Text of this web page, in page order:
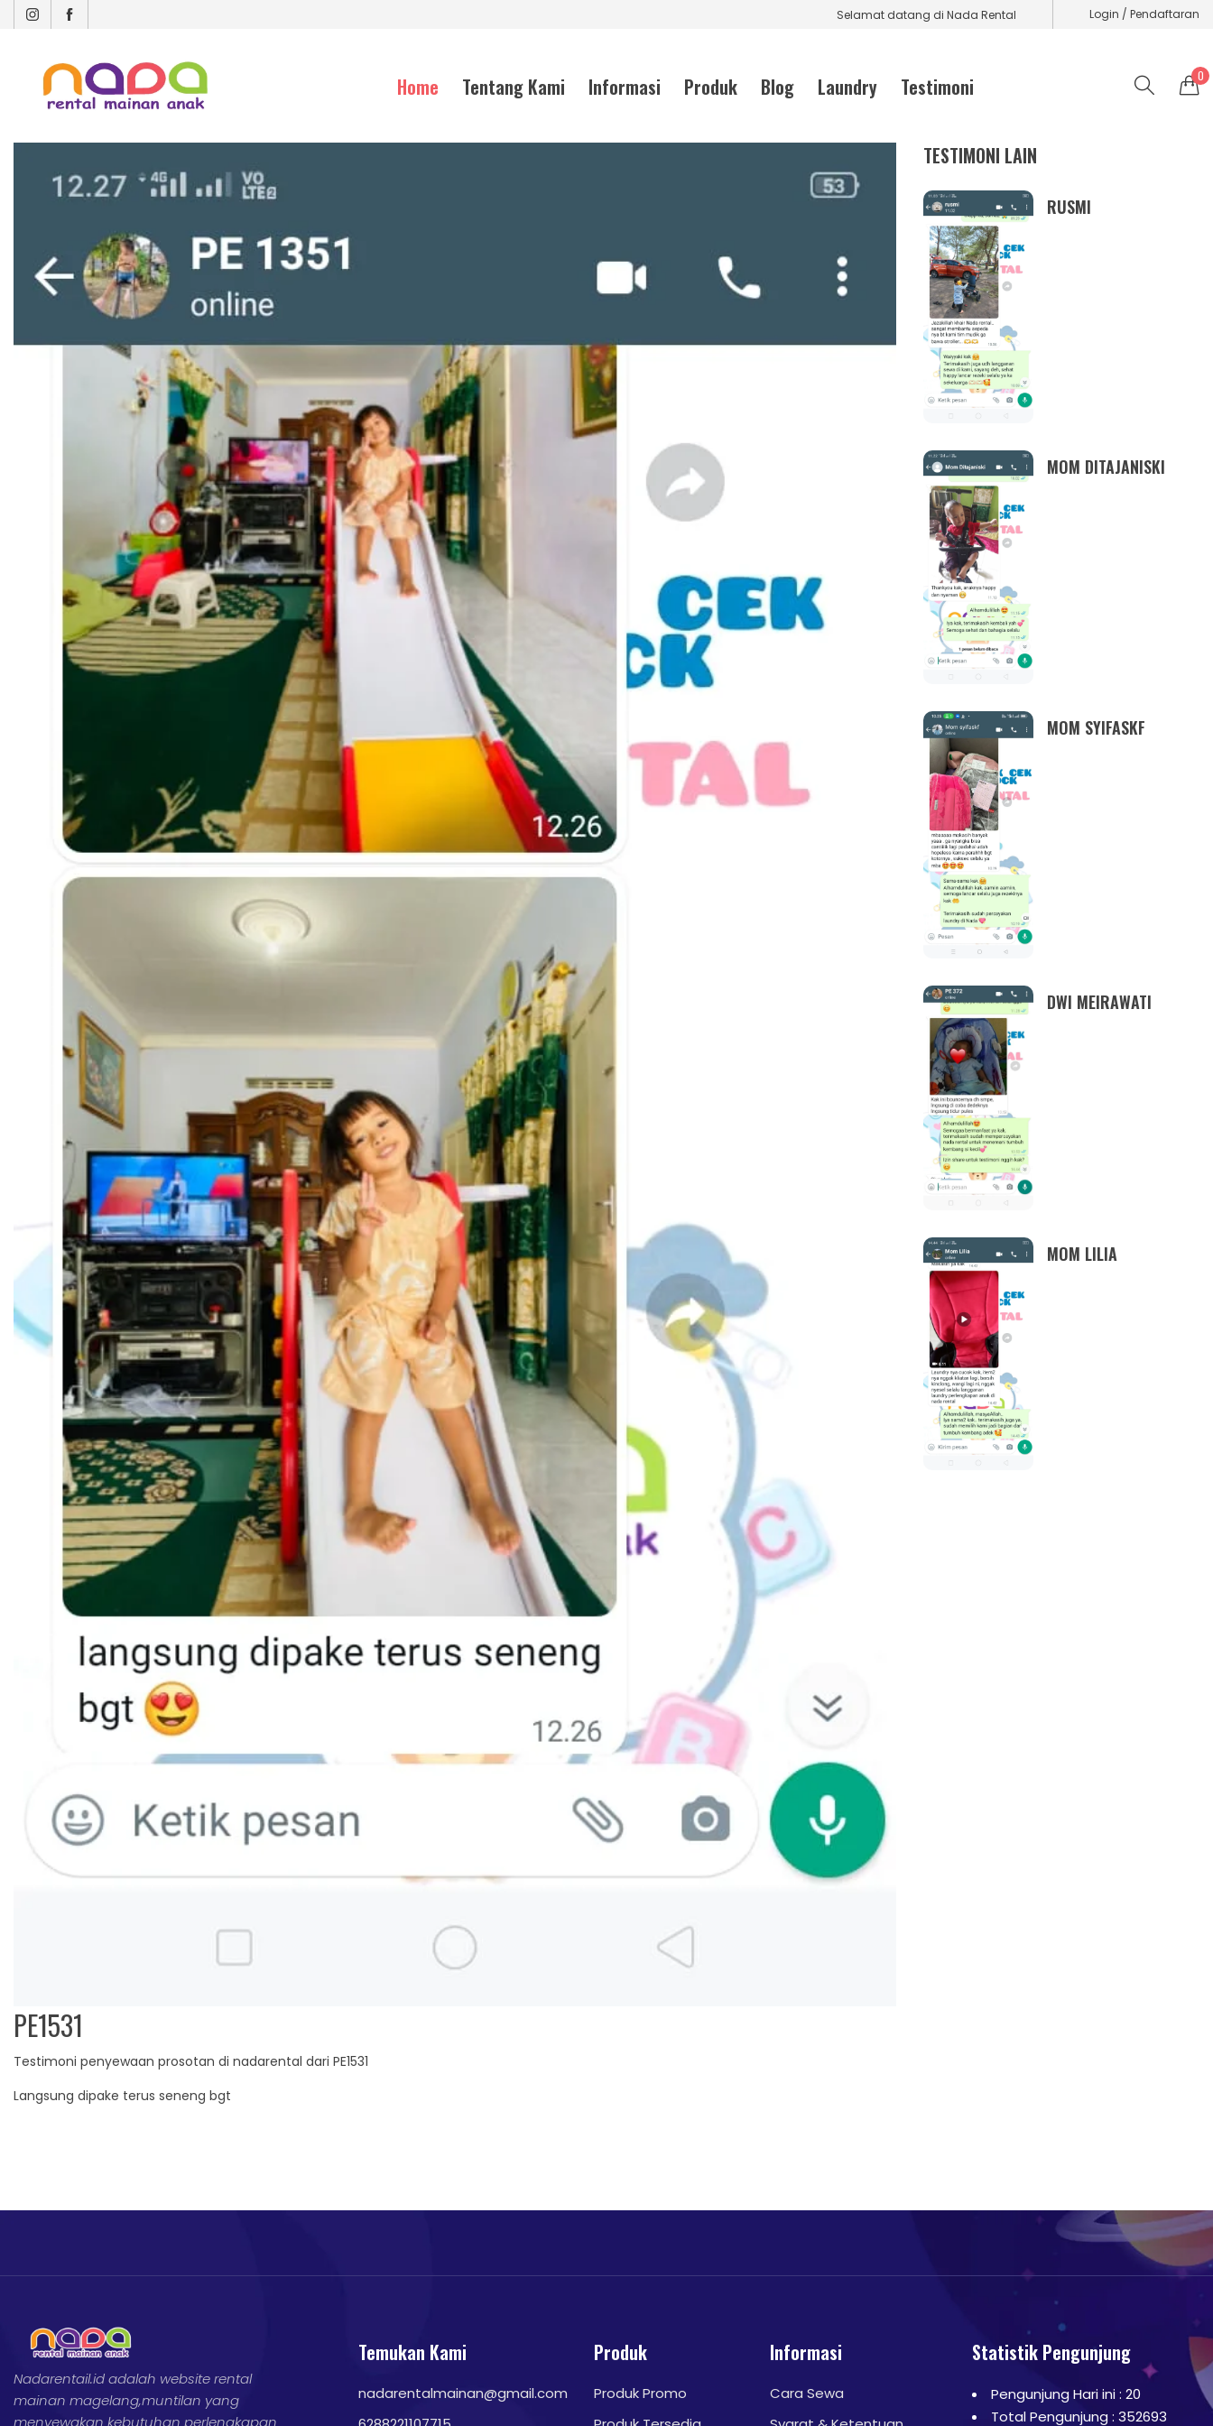
Selamat datang di Nada Rental Login / Pendaftaran
Home Tentang Kami Informasi Produk Blog Laundry Testimoni 0
PE1531
Testimoni penyewaan prosotan di nadarental dari PE1531
Langsung dipake terus seneng bgt
TESTIMONI LAIN
RUSMI
MOM DITAJANISKI
MOM SYIFASKF
DWI MEIRAWATI
MOM LILIA
Nadarentail.id adalah website rental
mainan magelang,muntilan yang
menyewakan kebutuhan perlengkapan
Temukan Kami
nadarentalmainan@gmail.com
Produk
Produk Promo
Informasi
Cara Sewa
Statistik Pengunjung
Pengunjung Hari ini : 20
Total Pengunjung : 352693